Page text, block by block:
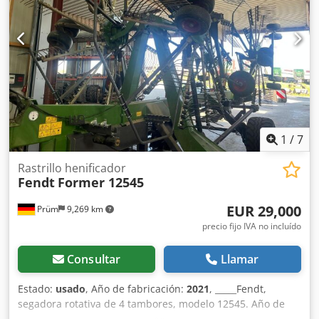
ruedas pivotantes por rotor Precio: 38.500,00 euros, neto
Ubicación: Prüm
1 /7
Prüm 9,269 km
Rastrillo henificador
Fendt Former 12545
EUR 29,000
precio fijo IVA no incluído
Consultar Llamar
Estado: usado, Año de fabricación: 2021, _____Fendt,
segadora rotativa de 4 tambores, modelo 12545. Año de